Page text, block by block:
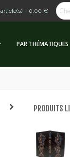
article(s) - 0,00 €
PAR THÉMATIQUES
PRODUITS